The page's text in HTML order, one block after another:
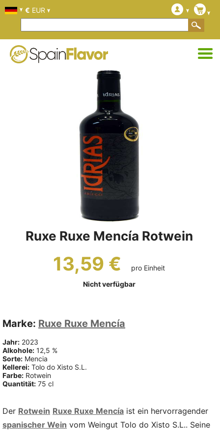
Ruxe Ruxe Mencía Rotwein
13,59 €
pro Einheit
Nicht verfügbar
Marke: Ruxe Ruxe Mencía
Jahr: 2023
Alkohole: 12,5 %
Sorte: Mencia
Kellerei: Tolo do Xisto S.L.
Farbe: Rotwein
Quantität: 75 cl
Der Rotwein Ruxe Ruxe Mencía ist ein hervorragender
spanischer Wein vom Weingut Tolo do Xisto S.L.. Seine
€ EUR